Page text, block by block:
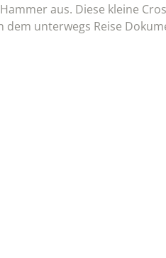
aus. Diese kleine
unterwegs Reise